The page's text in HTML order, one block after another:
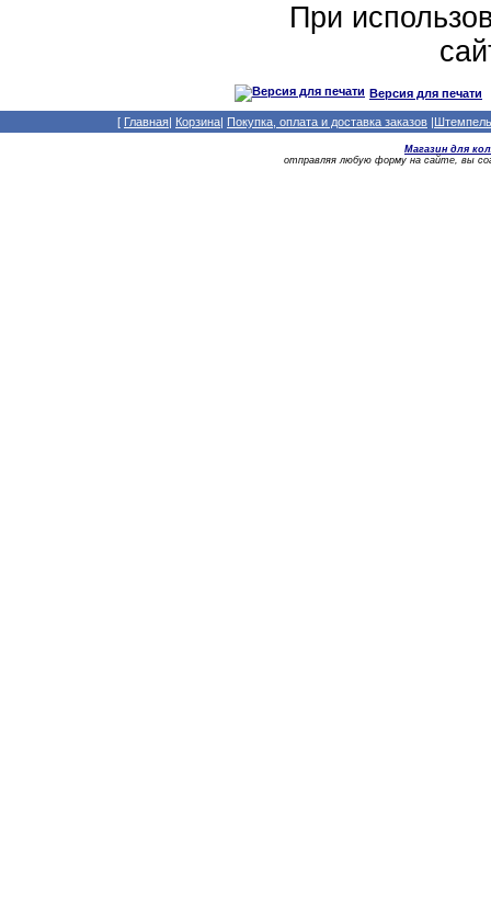
При
Версия для печати
[ Главная| Корзина| Покупка, оплата и доставка заказов |
Магазин для
отправляя любую форму на сайте, вы